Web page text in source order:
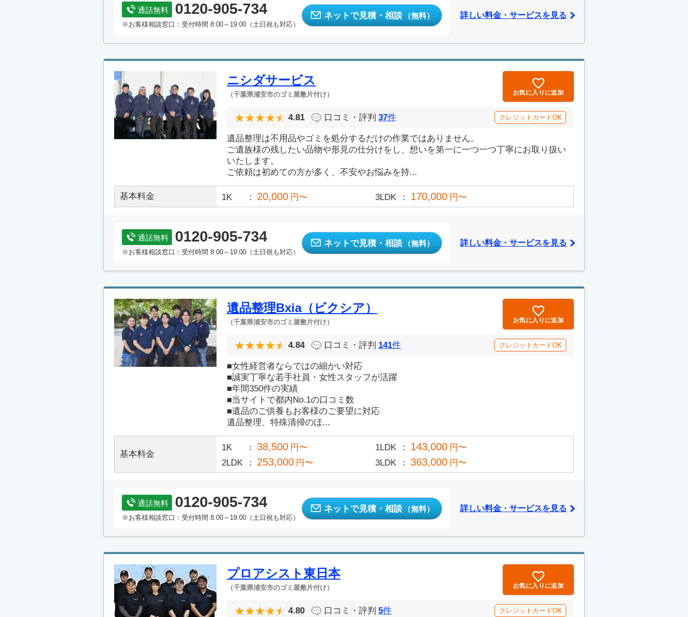
通話無料 0120-905-734
※お客様相談窓口：受付時間 8:00～19:00（土日祝も対応）
ネットで見積・相談 （無料） 詳しい料金・サービスを見る
ニシダサービス
（千葉県浦安市のゴミ屋敷片付け） お気に入りに追加
4.81 口コミ・評判 37件 クレジットカードOK
遺品整理は不用品やゴミを処分するだけの作業ではありません。
ご遺族様の残したい品物や形見の仕分けをし、想いを第一に一つ一つ丁寧にお取り扱い
いたします。
ご依頼は初めての方が多く、不安やお悩みを持...
基本料金 1K 20,000 円〜 3LDK 170,000 円〜
通話無料 0120-905-734
※お客様相談窓口：受付時間 8:00～19:00（土日祝も対応）
ネットで見積・相談 （無料） 詳しい料金・サービスを見る
遺品整理Bxia（ビクシア）
（千葉県浦安市のゴミ屋敷片付け） お気に入りに追加
4.84 口コミ・評判 141件 クレジットカードOK
■女性経営者ならではの細かい対応
■誠実丁寧な若手社員・女性スタッフが活躍
■年間350件の実績
■当サイトで都内No.1の口コミ数
■遺品のご供養もお客様のご要望に対応
遺品整理、特殊清掃のほ...
基本料金
1K 38,500 円〜 1LDK 143,000 円〜
2LDK
253,000 円〜 3LDK 363,000 円〜
通話無料 0120-905-734
※お客様相談窓口：受付時間 8:00～19:00（土日祝も対応）
ネットで見積・相談 （無料） 詳しい料金・サービスを見る
プロアシスト東日本
（千葉県浦安市のゴミ屋敷片付け） お気に入りに追加
4.80 口コミ・評判 5件 クレジットカードOK